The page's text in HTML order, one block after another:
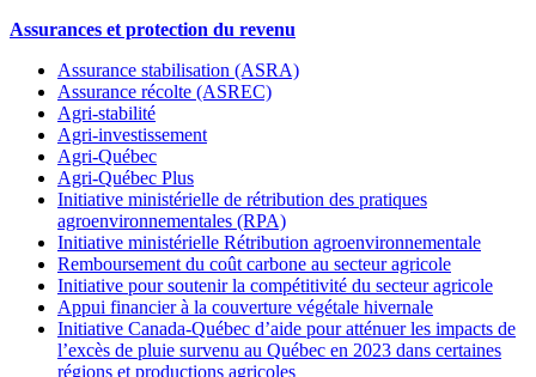
Assurances et protection du revenu
Assurance stabilisation (ASRA)
Assurance récolte (ASREC)
Agri-stabilité
Agri-investissement
Agri-Québec
Agri-Québec Plus
Initiative ministérielle de rétribution des pratiques
agroenvironnementales (RPA)
Initiative ministérielle Rétribution agroenvironnementale
Remboursement du coût carbone au secteur agricole
Initiative pour soutenir la compétitivité du secteur agricole
Appui financier à la couverture végétale hivernale
Initiative Canada-Québec d’aide pour atténuer les impacts de
l’excès de pluie survenu au Québec en 2023 dans certaines
régions et productions agricoles